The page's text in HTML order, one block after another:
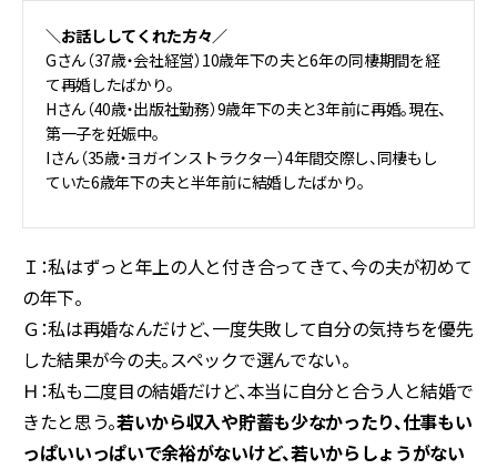
＼お話ししてくれた方々／
Gさん（37歳・会社経営）10歳年下の夫と6年の同棲期間を経
て再婚したばかり。
Hさん（40歳・出版社勤務）9歳年下の夫と3年前に再婚。現在、
第一子を妊娠中。
Iさん（35歳・ヨガインストラクター）4年間交際し、同棲もし
ていた6歳年下の夫と半年前に結婚したばかり。
Ｉ：私はずっと年上の人と付き合ってきて、今の夫が初めて
の年下。
Ｇ：私は再婚なんだけど、一度失敗して自分の気持ちを優先
した結果が今の夫。スペックで選んでない。
Ｈ：私も二度目の結婚だけど、本当に自分と合う人と結婚で
きたと思う。若いから収入や貯蓄も少なかったり、仕事もい
っぱいいっぱいで余裕がないけど、若いからしょうがない